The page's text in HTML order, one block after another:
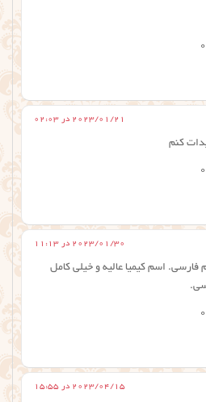
0
2023/01/21 در 02:03
کنم
0
2023/01/30 در 11:13
فارسی. اسم کیمیا عالیه و خیلی کامل
0
2023/04/15 در 15:55